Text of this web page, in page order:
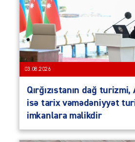
03.08.2026
Qırğızıstanın dağ turizmi,
isə tarix vəmədəniyyət
imkanlara malikdir